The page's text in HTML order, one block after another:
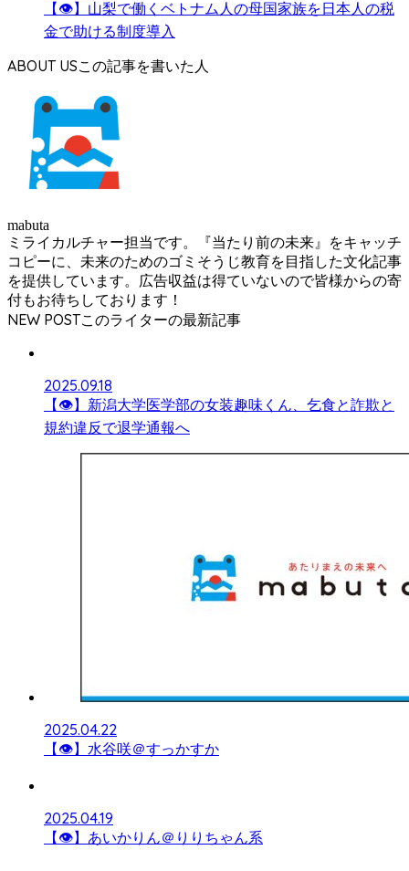
【👁】山梨で働くベトナム人の母国家族を日本人の税
金で助ける制度導入
ABOUT US
mabuta
ミライカルチャー担当です。『当たり前の未来』をキャッチ
コピーに、未来のためのゴミそうじ教育を目指した文化記事
を提供しています。広告収益は得ていないので皆様からの寄
付もお待ちしております！
NEW POST
2025.09.18
【👁】新潟大学医学部の女装趣味くん、乞食と詐欺と
規約違反で退学通報へ
2025.04.22
【👁】水谷咲＠すっかすか
2025.04.19
【👁】あいかりん＠りりちゃん系